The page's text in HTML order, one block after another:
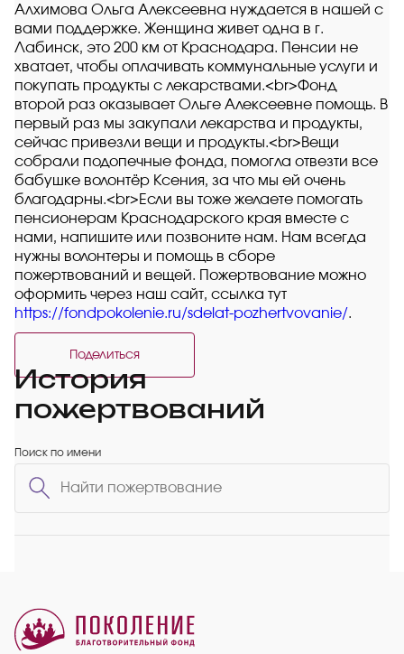
Алхимова Ольга Алексеевна нуждается в нашей с
вами поддержке. Женщина живет одна в г.
Лабинск, это 200 км от Краснодара. Пенсии не
хватает, чтобы оплачивать коммунальные услуги и
покупать продукты с лекарствами.<br>Фонд
второй раз оказывает Ольге Алексеевне помощь. В
первый раз мы закупали лекарства и продукты,
сейчас привезли вещи и продукты.<br>Вещи
собрали подопечные фонда, помогла отвезти все
бабушке волонтёр Ксения, за что мы ей очень
благодарны.<br>Если вы тоже желаете помогать
пенсионерам Краснодарского края вместе с
нами, напишите или позвоните нам. Нам всегда
нужны волонтеры и помощь в сборе
пожертвований и вещей. Пожертвование можно
оформить через наш сайт, ссылка тут
https://fondpokolenie.ru/sdelat-pozhertvovanie/.
Поделиться
История
пожертвований
Поиск по имени